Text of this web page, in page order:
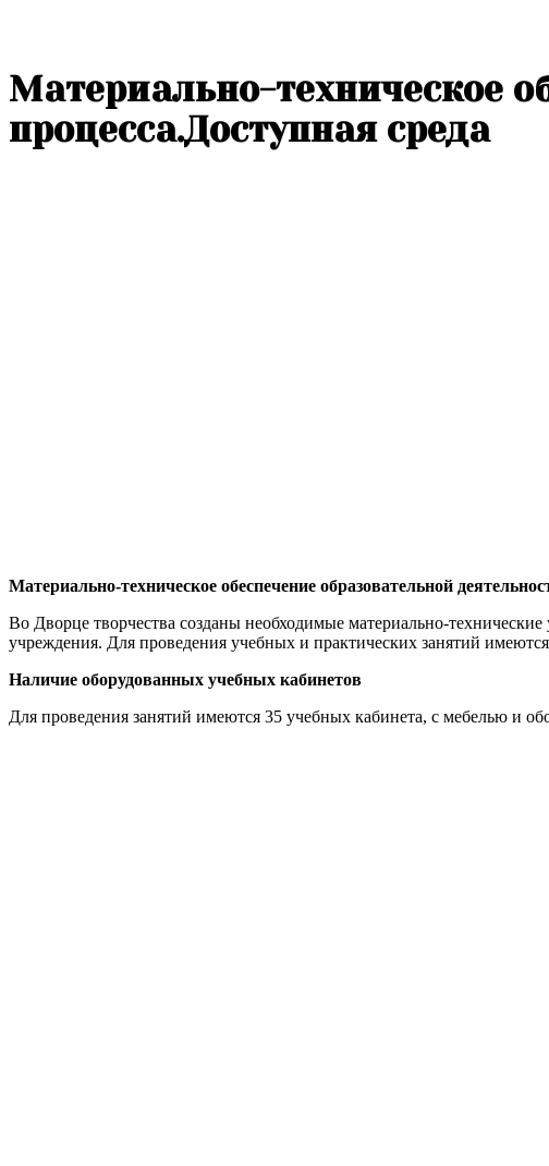
Материально-техническое
процесса.Доступная среда
Материально-техническое обеспечение образовательной
Во Дворце творчества созданы необходимые материально-
учреждения. Для проведения учебных и практических занятий
Наличие оборудованных учебных кабинетов
Для проведения занятий имеются 35 учебных кабинета, с мебелью и